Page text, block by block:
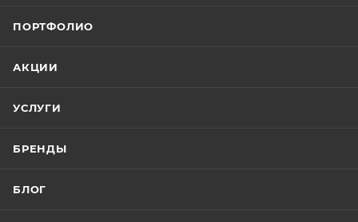
ПОРТФОЛИО
АКЦИИ
УСЛУГИ
БРЕНДЫ
БЛОГ